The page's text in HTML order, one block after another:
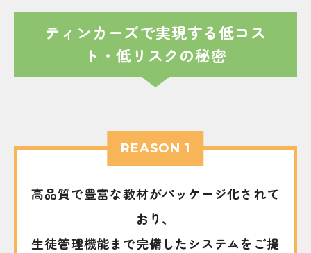
ティンカーズで実現する低コス
ト・低リスクの秘密
REASON 1
高品質で豊富な教材がパッケージ化されて
おり、
生徒管理機能まで完備したシステムをご提